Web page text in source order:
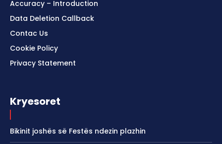
Accuracy – Introduction
Data Deletion Callback
Contac Us
Cookie Policy
Privacy Statement
Kryesoret
Bikinit joshës së Festës ndezin plazhin